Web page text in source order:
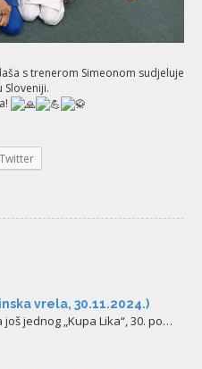
s trenerom Simeonom sudjeluje
Twitter
vrela, 30.11.2024.)
jednog „Kupa Lika“, 30. po…